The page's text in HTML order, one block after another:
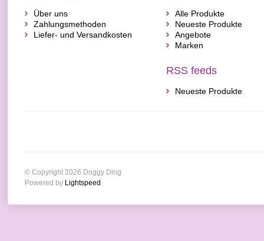
Über uns
Zahlungsmethoden
Liefer- und Versandkosten
Alle Produkte
Neueste Produkte
Angebote
Marken
RSS feeds
Neueste Produkte
© Copyright 2026 Doggy Ding
Powered by Lightspeed